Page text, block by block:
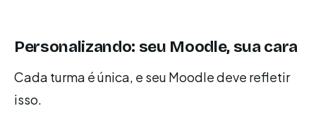
Personalizando: seu Moodle, sua cara
Cada turma é única, e seu Moodle deve refletir
isso.